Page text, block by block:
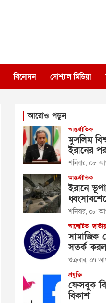
বিনোদন সোশ্যাল মিডিয়া
আরোও পড়ুন
আন্তর্জাতিক
মুসলিম
ইরানের
শনিবার, ০৮
আন্তর্জাতিক
ইরানে
শনিবার, ০৮
আলোচিত জাতীয়
সামাজিক
সতর্ক
শুক্রবার, ০৭
প্রযুক্তি
ফেসবুক
বিকাশ